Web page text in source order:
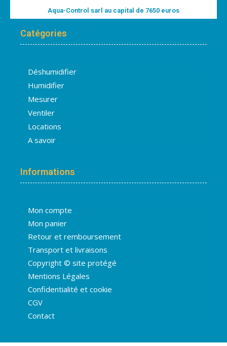
Aqua-Control sarl au capital de 7650 euros
Catégories
Déshumidifier
Humidifier
Mesurer
Ventiler
Locations
A savoir
Informations
Mon compte
Mon panier
Retour et remboursement
Transport et livraisons
Copyright © site protégé
Mentions Légales
Confidentialité et cookie
CGV
Contact